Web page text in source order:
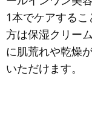
1本でケアする
方は保湿クリー
に肌荒れや乾燥
いただけます。